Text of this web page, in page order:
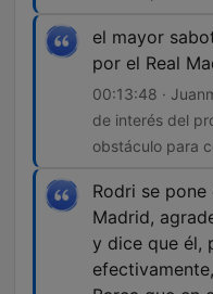
el mayor
por el Real
00:13:48 ·
de interés del
obstáculo para
Rodri se
Madrid,
y dice que él,